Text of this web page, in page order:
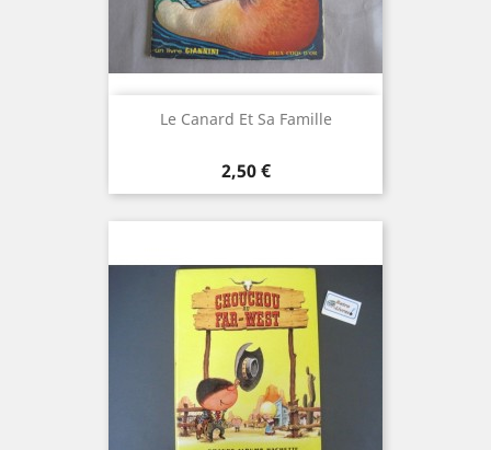
Le Canard Et Sa Famille
Prix
2,50 €